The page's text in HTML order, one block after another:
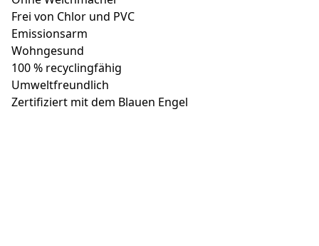
Frei von Chlor und PVC
Emissionsarm
Wohngesund
100 % recyclingfähig
Umweltfreundlich
Zertifiziert mit dem Blauen Engel